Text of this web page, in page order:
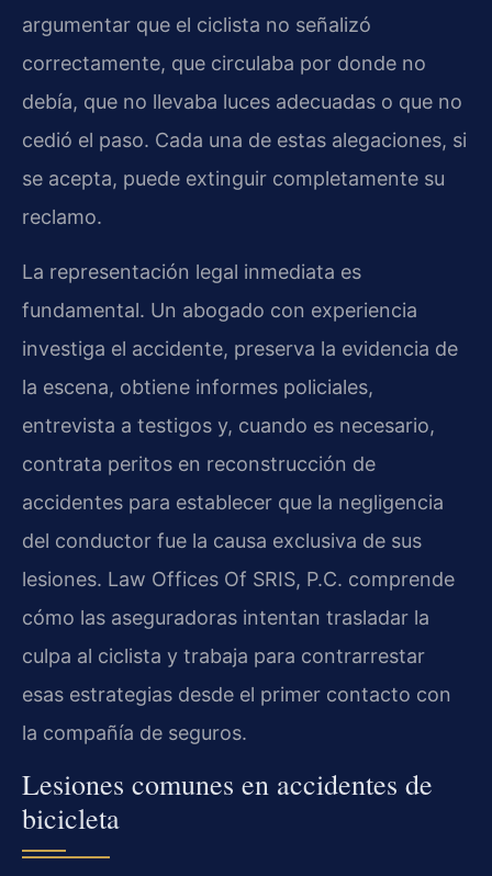
argumentar que el ciclista no señalizó
correctamente, que circulaba por donde no
debía, que no llevaba luces adecuadas o que no
cedió el paso. Cada una de estas alegaciones, si
se acepta, puede extinguir completamente su
reclamo.
La representación legal inmediata es
fundamental. Un abogado con experiencia
investiga el accidente, preserva la evidencia de
la escena, obtiene informes policiales,
entrevista a testigos y, cuando es necesario,
contrata peritos en reconstrucción de
accidentes para establecer que la negligencia
del conductor fue la causa exclusiva de sus
lesiones. Law Offices Of SRIS, P.C. comprende
cómo las aseguradoras intentan trasladar la
culpa al ciclista y trabaja para contrarrestar
esas estrategias desde el primer contacto con
la compañía de seguros.
Lesiones comunes en accidentes de
bicicleta